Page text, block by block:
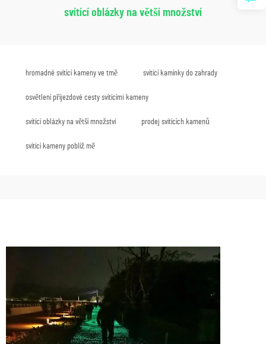
svítící oblázky na větší množství
hromadné svítící kameny ve tmě svítící kamínky do zahrady
osvětlení příjezdové cesty svítícími kameny
svítící oblázky na větší množství prodej svítících kamenů
svítící kameny poblíž mě